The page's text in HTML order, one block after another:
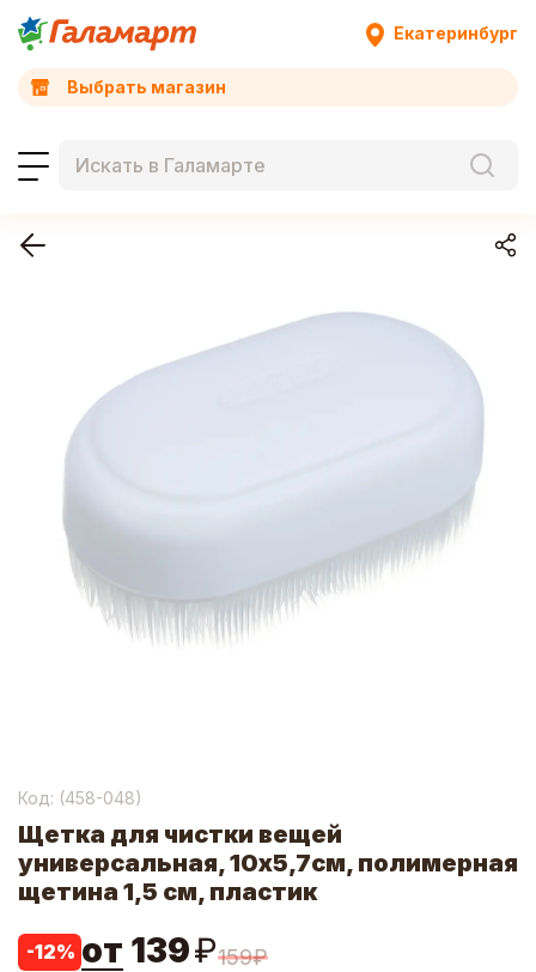
Екатеринбург
Выбрать магазин
Код: (458-048)
Щетка для чистки вещей
универсальная, 10х5,7см, полимерная
щетина 1,5 см, пластик
-12% от 139₽159₽